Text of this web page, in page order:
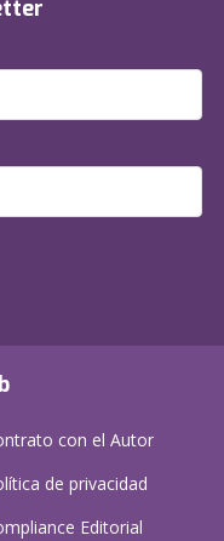
con el Autor
de privacidad
Editorial